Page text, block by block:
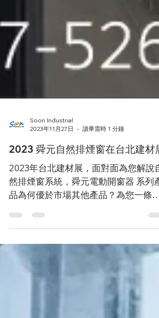
2023年11月27日
讀畢需時 1 分鐘
2023 舜元自然排煙窗在台北建材展
2023年台北建材展，面對面為您解說自
然排煙窗系統，舜元電動開窗器 系列產
品為何優於市場其他產品？為您一條龍
解決開窗及自然排煙窗規劃及安裝的任
務！